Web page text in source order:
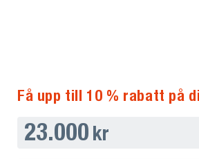
Få upp till 10 % rabatt på
23.000 kr